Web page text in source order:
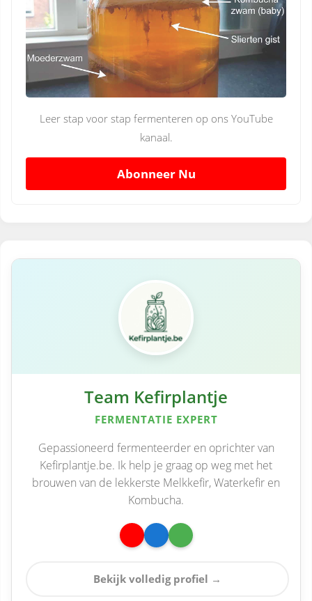
Leer stap voor stap fermenteren op ons YouTube
kanaal.
Abonneer Nu
Team Kefirplantje
FERMENTATIE EXPERT
Gepassioneerd fermenteerder en oprichter van
Kefirplantje.be. Ik help je graag op weg met het
brouwen van de lekkerste Melkkefir, Waterkefir en
Kombucha.
Bekijk volledig profiel →